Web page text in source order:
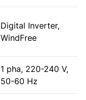
Digital Inverter,
WindFree
1 pha, 220-240 V,
50-60 Hz